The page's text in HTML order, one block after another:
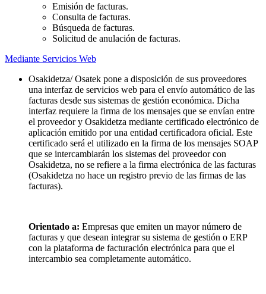
Emisión de facturas.
Consulta de facturas.
Búsqueda de facturas.
Solicitud de anulación de facturas.
Mediante Servicios Web
Osakidetza/ Osatek pone a disposición de sus proveedores
una interfaz de servicios web para el envío automático de las
facturas desde sus sistemas de gestión económica. Dicha
interfaz requiere la firma de los mensajes que se envían entre
el proveedor y Osakidetza mediante certificado electrónico de
aplicación emitido por una entidad certificadora oficial. Este
certificado será el utilizado en la firma de los mensajes SOAP
que se intercambiarán los sistemas del proveedor con
Osakidetza, no se refiere a la firma electrónica de las facturas
(Osakidetza no hace un registro previo de las firmas de las
facturas).
Orientado a: Empresas que emiten un mayor número de
facturas y que desean integrar su sistema de gestión o ERP
con la plataforma de facturación electrónica para que el
intercambio sea completamente automático.